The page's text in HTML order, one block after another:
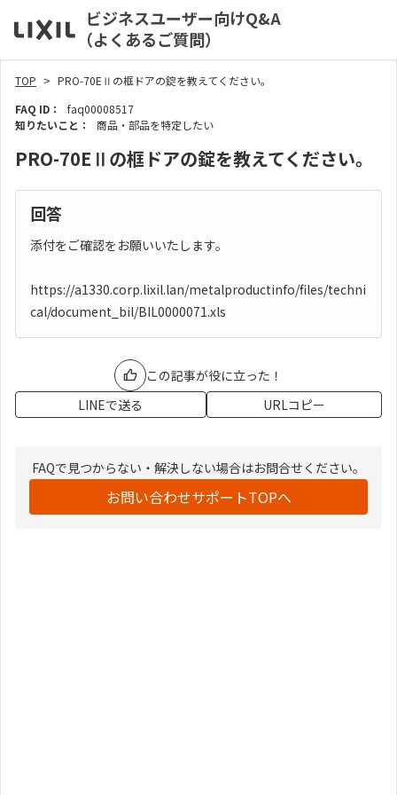
ビジネスユーザー向けQ&A
（よくあるご質問）
TOP
PRO-70EⅡの框ドアの錠を教えてください。
FAQ ID：
faq00008517
知りたいこと：
商品・部品を特定したい
PRO-70EⅡの框ドアの錠を教えてください。
回答
添付をご確認をお願いいたします。
https://a1330.corp.lixil.lan/metalproductinfo/files/techni
cal/document_bil/BIL0000071.xls
この記事が役に立った！
LINEで送る
URLコピー
FAQで見つからない・解決しない場合はお問合せください。
お問い合わせサポートTOPへ